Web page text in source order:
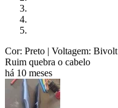
Cor: Preto | Voltagem: Bivolt
Ruim quebra o cabelo
há 10 meses